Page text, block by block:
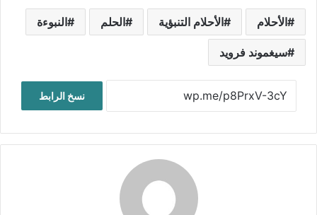
الأحلام الأحلام التنبؤية الحلم النبوءة
سيغموند فرويد
نسخ الرابط